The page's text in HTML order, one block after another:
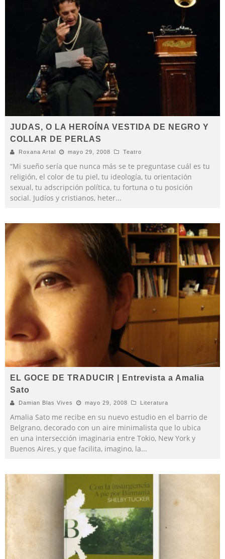
JUDAS, O LA HEROÍNA VESTIDA DE NEGRO Y
COLLAR DE PERLAS
Roxana Artal mayo 29, 2008 Teatro
“Mi sueño sería que nunca más se te preguntase cuál es tu
religión, el color de tu piel, tu ideología, tu orientación
sexual, tu adscripción política, tu fortuna o tu posición
social. Judíos y cristianos, heter...
EL GOCE DE TRADUCIR | Entrevista a Amalia
Sato
Damian Blas Vives mayo 29, 2008 Literatura
Amalia Sato me recibe en su nuevo estudio en el barrio de
Belgrano, decorado con un aire minimalista que lo ubica
en una intersección imaginaria entre Tokio, New York y
Buenos Aires, y que facilita, imagino, la...